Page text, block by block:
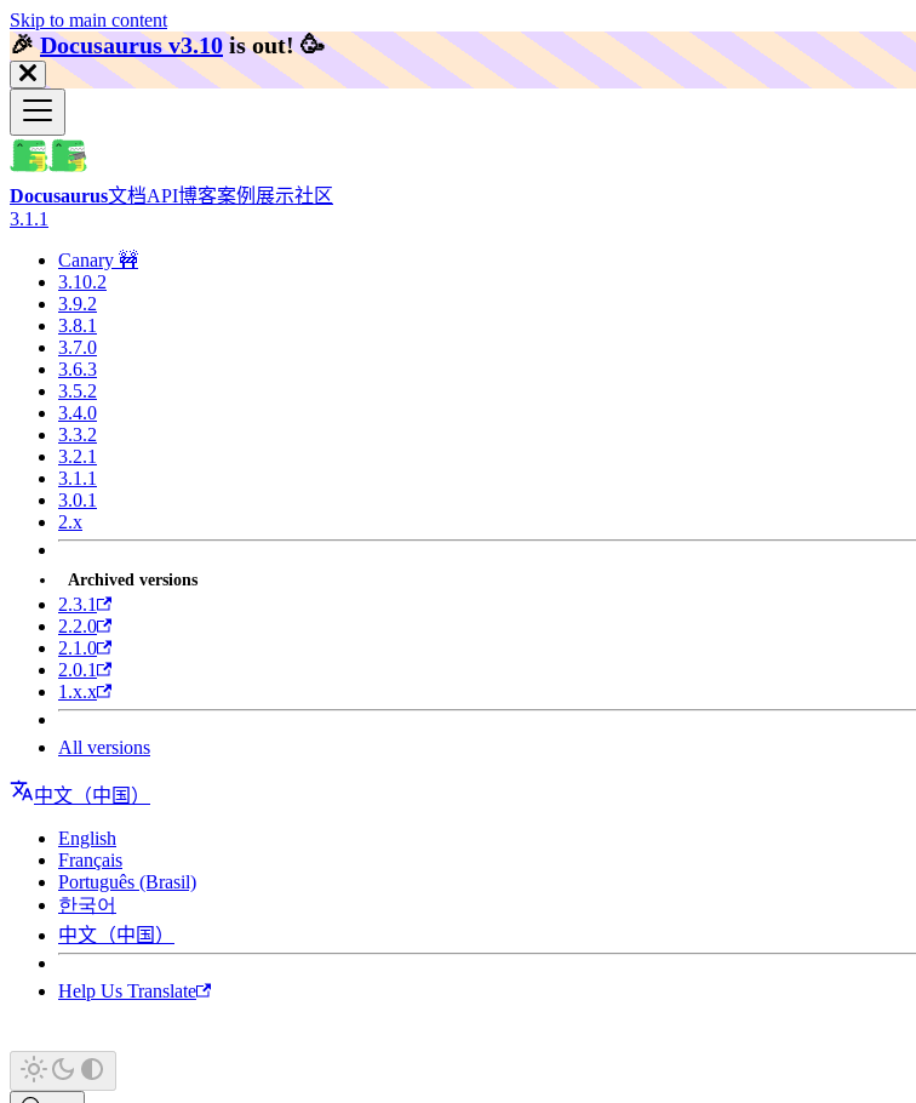
Skip to main content
🎉️Docusaurus v3.10 is out! 🥳️
Docusaurus文档API博客案例展示社区
3.1.1
Canary 🚧
3.10.2
3.9.2
3.8.1
3.7.0
3.6.3
3.5.2
3.4.0
3.3.2
3.2.1
3.1.1
3.0.1
2.x
Archived versions
2.3.1
2.2.0
2.1.0
2.0.1
1.x.x
All versions
中文（中国）
English
Français
Português (Brasil)
한국어
中文（中国）
Help Us Translate